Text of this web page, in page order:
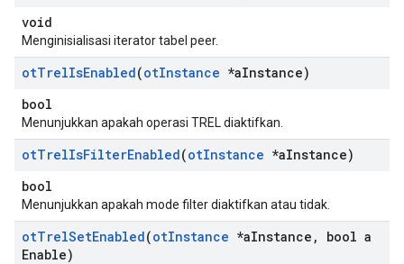
void
Menginisialisasi iterator tabel peer.
otTrelIsEnabled(otInstance *aInstance)
bool
Menunjukkan apakah operasi TREL diaktifkan.
otTrelIsFilterEnabled(otInstance *aInstance)
bool
Menunjukkan apakah mode filter diaktifkan atau tidak.
otTrelSetEnabled(otInstance *aInstance ,
bool a
Enable)